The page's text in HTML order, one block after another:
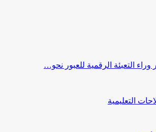
التعبئة الرقمية للعبور نحو…